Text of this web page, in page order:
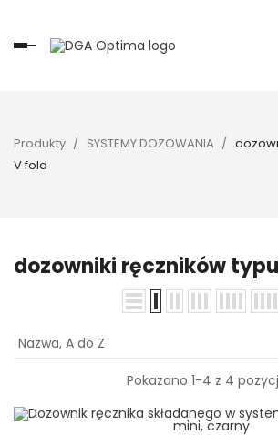
Toggle
Produkty SYSTEMY DOZOWANIA
V fold
dozowniki ręczników
Nazwa, A do Z
Pokazano 1-4 z 4